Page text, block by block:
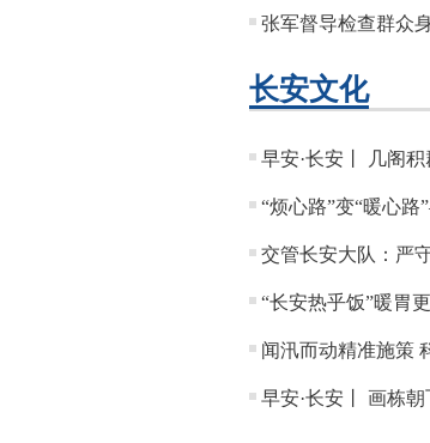
张军督导检查群众
长安文化
早安·长安丨 几阁
“烦心路”变“暖心
交管长安大队：严
“长安热乎饭”暖胃
闻汛而动精准施策
早安·长安丨 画栋